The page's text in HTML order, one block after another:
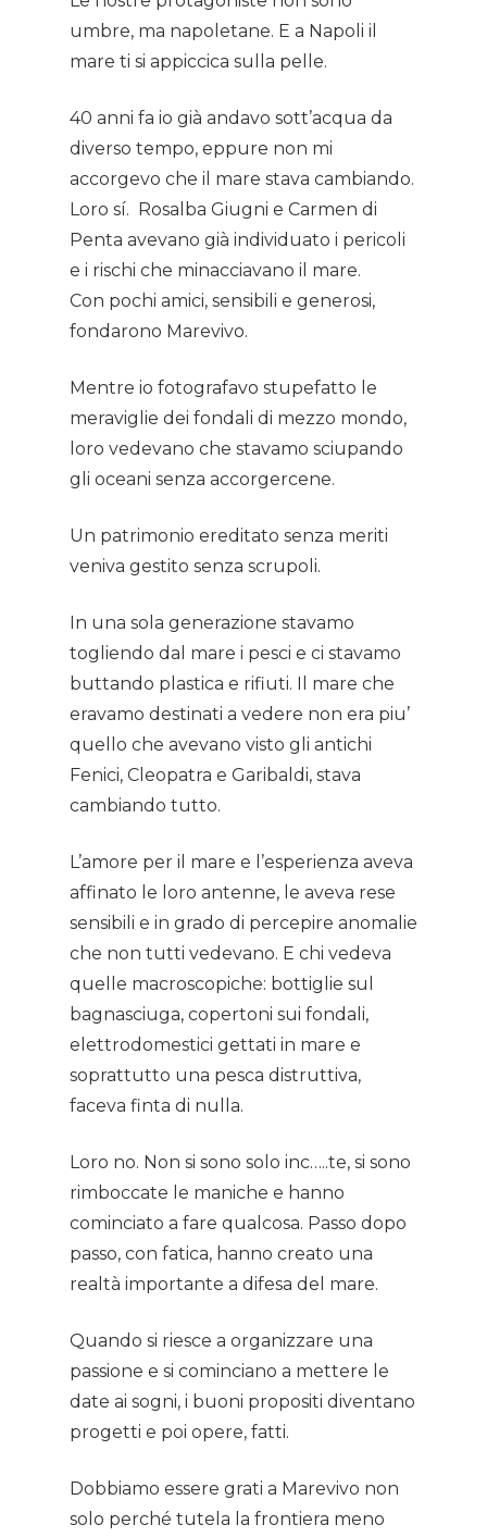
umbre, ma napoletane. E a Napoli il
mare ti si appiccica sulla pelle.
40 anni fa io già andavo sott’acqua da
diverso tempo, eppure non mi
accorgevo che il mare stava cambiando.
Loro sí. Rosalba Giugni e Carmen di
Penta avevano già individuato i pericoli
e i rischi che minacciavano il mare.
Con pochi amici, sensibili e generosi,
fondarono Marevivo.
Mentre io fotografavo stupefatto le
meraviglie dei fondali di mezzo mondo,
loro vedevano che stavamo sciupando
gli oceani senza accorgercene.
Un patrimonio ereditato senza meriti
veniva gestito senza scrupoli.
In una sola generazione stavamo
togliendo dal mare i pesci e ci stavamo
buttando plastica e rifiuti. Il mare che
eravamo destinati a vedere non era piu’
quello che avevano visto gli antichi
Fenici, Cleopatra e Garibaldi, stava
cambiando tutto.
L’amore per il mare e l’esperienza aveva
affinato le loro antenne, le aveva rese
sensibili e in grado di percepire anomalie
che non tutti vedevano. E chi vedeva
quelle macroscopiche: bottiglie sul
bagnasciuga, copertoni sui fondali,
elettrodomestici gettati in mare e
soprattutto una pesca distruttiva,
faceva finta di nulla.
Loro no. Non si sono solo inc…..te, si sono
rimboccate le maniche e hanno
cominciato a fare qualcosa. Passo dopo
passo, con fatica, hanno creato una
realtà importante a difesa del mare.
Quando si riesce a organizzare una
passione e si cominciano a mettere le
date ai sogni, i buoni propositi diventano
progetti e poi opere, fatti.
Dobbiamo essere grati a Marevivo non
solo perché tutela la frontiera meno
About AL
Podcast
News
Expeditions
Shop
Contacts